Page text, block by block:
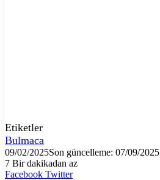
Etiketler
Bulmaca
09/02/2025Son güncelleme: 07/09/2025
7 Bir dakikadan az
Facebook TwitterLinkedIn
Tumblr
Pinterest
Reddit
VKontakte
E-
Yazdır